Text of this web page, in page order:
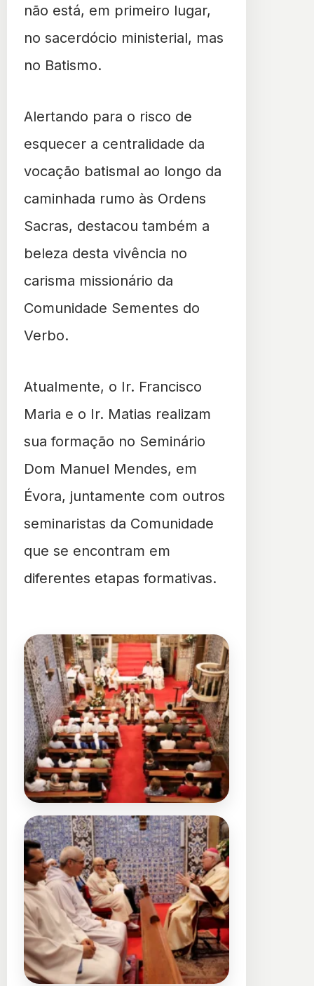
não está, em primeiro lugar,
no sacerdócio ministerial, mas
no Batismo.
Alertando para o risco de
esquecer a centralidade da
vocação batismal ao longo da
caminhada rumo às Ordens
Sacras, destacou também a
beleza desta vivência no
carisma missionário da
Comunidade Sementes do
Verbo.
Atualmente, o Ir. Francisco
Maria e o Ir. Matias realizam
sua formação no Seminário
Dom Manuel Mendes, em
Évora, juntamente com outros
seminaristas da Comunidade
que se encontram em
diferentes etapas formativas.